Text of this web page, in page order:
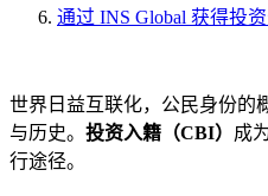
通过 INS Global 获得投
世界日益互联化，公民身份的
与历史。 投资入籍（CBI） 成
行途径。